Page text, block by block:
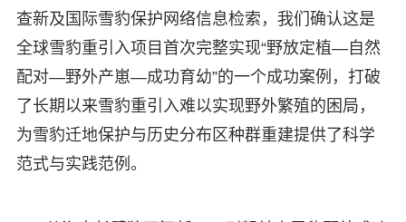
查新及国际雪豹保护网络信息检索，我们确认这是
全球雪豹重引入项目首次完整实现“野放定植—自然
配对—野外产崽—成功育幼”的一个成功案例，打破
了长期以来雪豹重引入难以实现野外繁殖的困局，
为雪豹迁地保护与历史分布区种群重建提供了科学
范式与实践范例。